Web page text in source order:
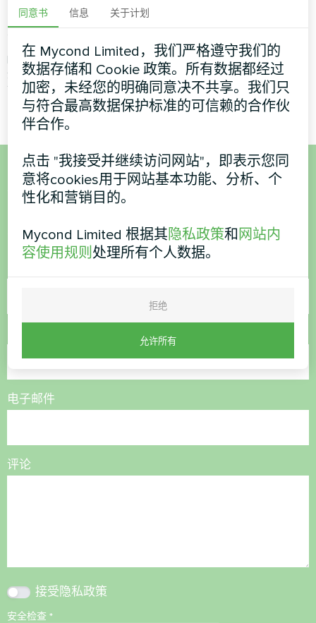
Mycond 能量回收通
风装置 MVC700-A
MyCond MVC700-A 能量回收
通风装置确保持续供应新鲜空
气，同时回收废气中的热量
想购买或有疑问？
联系我们，我们将为您提供帮助
电子邮件
评论
接受隐私政策
安全检查 *
同意书 信息 关于计划
在 Mycond Limited，我们严格遵守我们的
数据存储和 Cookie 政策。所有数据都经过
加密，未经您的明确同意决不共享。我们只
与符合最高数据保护标准的可信赖的合作伙
伴合作。
点击 "我接受并继续访问网站"，即表示您同
意将cookies用于网站基本功能、分析、个
性化和营销目的。
Mycond Limited 根据其隐私政策和 网站内
容使用规则 处理所有个人数据。
拒绝
允许所有